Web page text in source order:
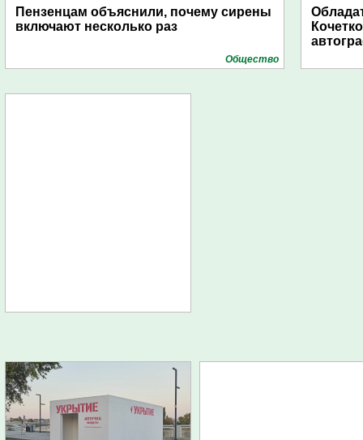
Пензенцам объяснили, почему сирены
включают несколько раз
Общество